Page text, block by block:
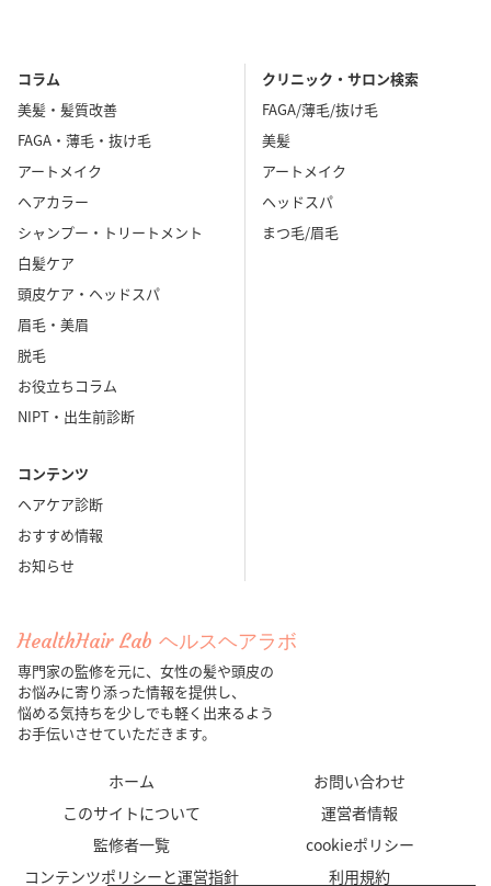
コラム
美髪・髪質改善
FAGA・薄毛・抜け毛
アートメイク
ヘアカラー
シャンプー・トリートメント
白髪ケア
頭皮ケア・ヘッドスパ
眉毛・美眉
脱毛
お役立ちコラム
NIPT・出生前診断
コンテンツ
ヘアケア診断
おすすめ情報
お知らせ
クリニック・サロン検索
FAGA/薄毛/抜け毛
美髪
アートメイク
ヘッドスパ
まつ毛/眉毛
HealthHair Lab ヘルスヘアラボ
専門家の監修を元に、女性の髪や頭皮の
お悩みに寄り添った情報を提供し、
悩める気持ちを少しでも軽く出来るよう
お手伝いさせていただきます。
ホーム
お問い合わせ
このサイトについて
運営者情報
監修者一覧
cookieポリシー
コンテンツポリシーと運営指針
利用規約